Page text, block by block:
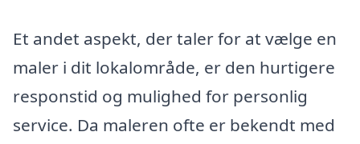
Et andet aspekt, der taler for at vælge en
maler i dit lokalområde, er den hurtigere
responstid og mulighed for personlig
service. Da maleren ofte er bekendt med